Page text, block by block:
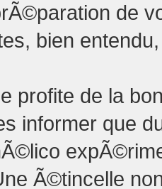
de
bien
profite de la
informer que
Ã©tincelle